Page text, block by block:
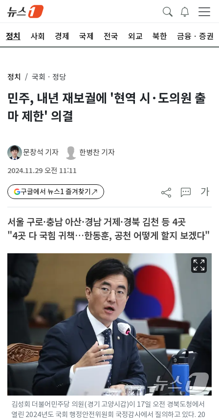
정치 사회 경제 국제 전국 외교 북한 금융ㆍ증권
정치 국회ㆍ정당
민주, 내년 재보궐에 '현역 시·도의원 출
마 제한' 의결
문창석 기자 한병찬 기자
2024.11.29 오전 11:11
구글에서 뉴스1 즐겨찾기 가
서울 구로·충남 아산·경남 거제·경북 김천 등 4곳
"4곳 다 국힘 귀책…한동훈, 공천 어떻게 할지 보겠다"
김성회 더불어민주당 의원(경기 고양시갑)이 17일 오전 경북도청에서
열린 2024년도 국회 행정안전위원회 국정감사에서 질의하고 있다. 20